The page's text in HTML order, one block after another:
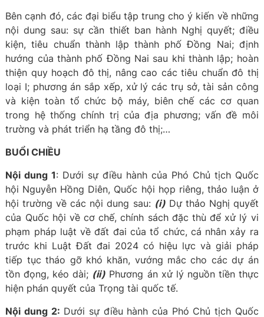
Bên cạnh đó, các đại biểu tập trung cho ý kiến về những
nội dung sau: sự cần thiết ban hành Nghị quyết; điều
kiện, tiêu chuẩn thành lập thành phố Đồng Nai; định
hướng của thành phố Đồng Nai sau khi thành lập; hoàn
thiện quy hoạch đô thị, nâng cao các tiêu chuẩn đô thị
loại I; phương án sắp xếp, xử lý các trụ sở, tài sản công
và kiện toàn tổ chức bộ máy, biên chế các cơ quan
trong hệ thống chính trị của địa phương; vấn đề môi
trường và phát triển hạ tầng đô thị;…
BUỔI CHIỀU
Nội dung 1: Dưới sự điều hành của Phó Chủ tịch Quốc
hội Nguyễn Hồng Diên, Quốc hội họp riêng, thảo luận ở
hội trường về các nội dung sau: (i)Dự thảo Nghị quyết
của Quốc hội về cơ chế, chính sách đặc thù để xử lý vi
phạm pháp luật về đất đai của tổ chức, cá nhân xảy ra
trước khi Luật Đất đai 2024 có hiệu lực và giải pháp
tiếp tục tháo gỡ khó khăn, vướng mắc cho các dự án
tồn đọng, kéo dài; (ii) Phương án xử lý nguồn tiền thực
hiện phán quyết của Trọng tài quốc tế.
Nội dung 2: Dưới sự điều hành của Phó Chủ tịch Quốc